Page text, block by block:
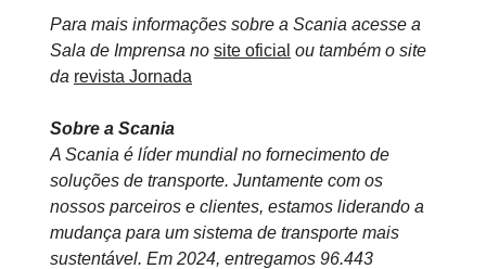
Para mais informações sobre a Scania acesse a
Sala de Imprensa no site oficial ou também o site
da revista Jornada
Sobre a Scania
A Scania é líder mundial no fornecimento de
soluções de transporte. Juntamente com os
nossos parceiros e clientes, estamos liderando a
mudança para um sistema de transporte mais
sustentável. Em 2024, entregamos 96.443